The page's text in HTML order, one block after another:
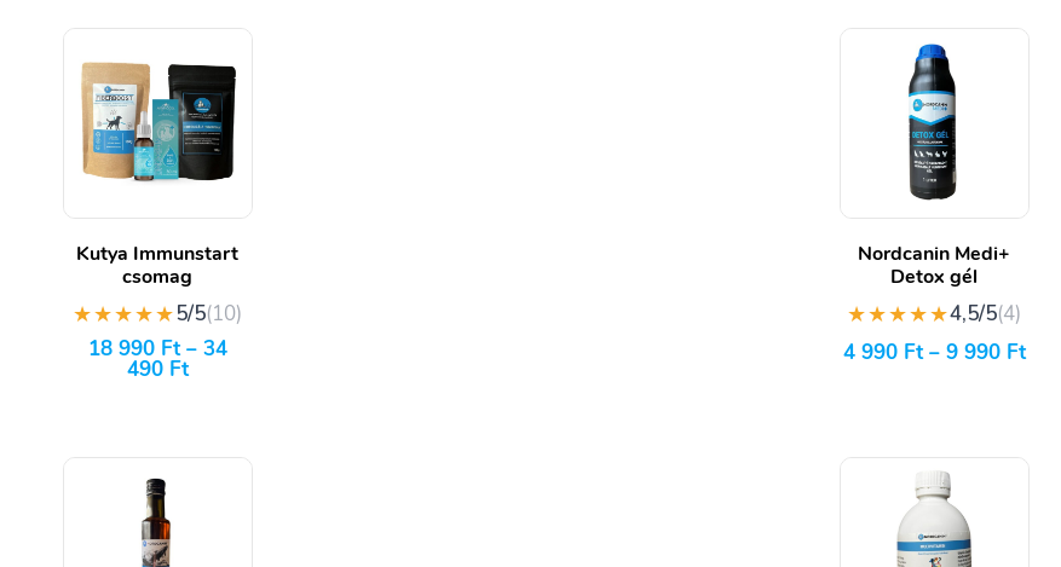
Kutya Immunstart
csomag
★★★★★5/5(10)
18 990 Ft– 34
490 Ft
Nordcanin Medi+
Detox gél
★★★★★4,5/5(4)
4 990 Ft– 9 990 Ft